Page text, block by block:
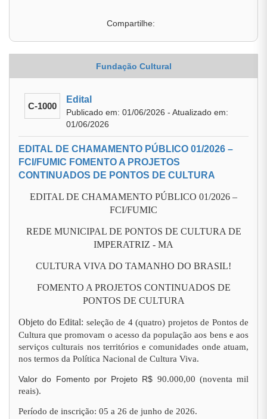
Compartilhe:
Fundação Cultural
C-1000
Edital
Publicado em: 01/06/2026 - Atualizado em:
01/06/2026
EDITAL DE CHAMAMENTO PÚBLICO 01/2026 –
FCI/FUMIC FOMENTO A PROJETOS
CONTINUADOS DE PONTOS DE CULTURA
EDITAL DE CHAMAMENTO PÚBLICO 01/2026 –
FCI/FUMIC
REDE MUNICIPAL DE PONTOS DE CULTURA DE
IMPERATRIZ - MA
CULTURA VIVA DO TAMANHO DO BRASIL!
FOMENTO A PROJETOS CONTINUADOS DE
PONTOS DE CULTURA
Objeto do Edital: seleção de 4 (quatro) projetos de Pontos de
Cultura que promovam o acesso da população aos bens e aos
serviços culturais nos territórios e comunidades onde atuam,
nos termos da Política Nacional de Cultura Viva.
Valor do Fomento por Projeto R$ 90.000,00 (noventa mil
reais).
Período de inscrição: 05 a 26 de junho de 2026.